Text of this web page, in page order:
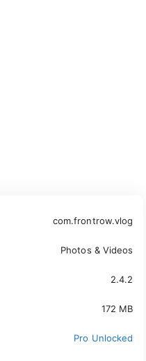
com.frontrow.vlog
Photos & Videos
2.4.2
172 MB
Pro Unlocked